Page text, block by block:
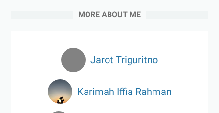
MORE ABOUT ME
Jarot Triguritno
Karimah Iffia Rahman